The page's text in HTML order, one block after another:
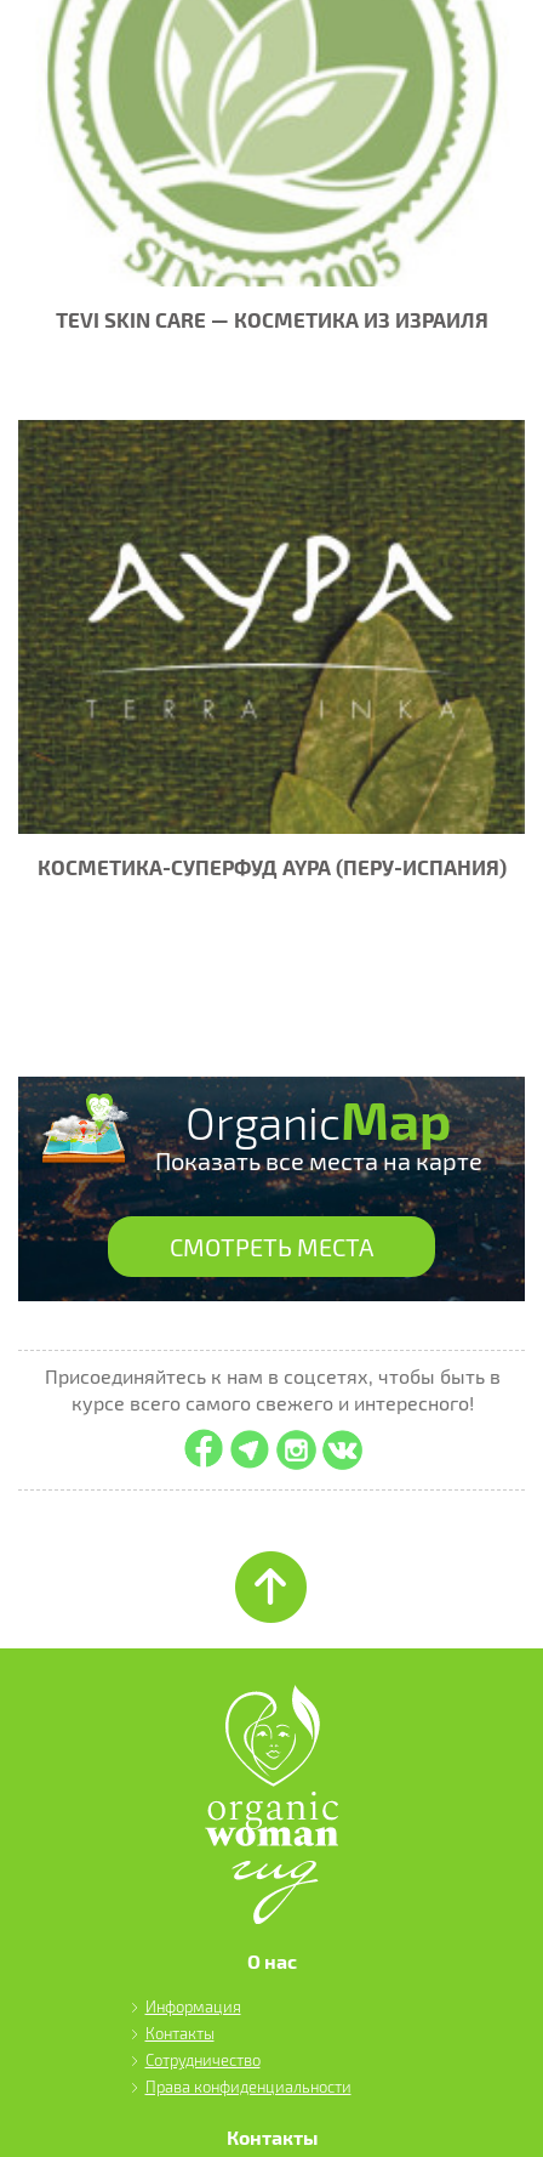
TEVI SKIN CARE — КОСМЕТИКА ИЗ ИЗРАИЛЯ
КОСМЕТИКА-СУПЕРФУД AYPA (ПЕРУ-ИСПАНИЯ)
OrganicMap
Показать все места на карте
СМОТРЕТЬ МЕСТА
Присоединяйтесь к нам в соцсетях, чтобы быть в
курсе всего самого свежего и интересного!
О нас
Информация
Контакты
Сотрудничество
Права конфиденциальности
Контакты